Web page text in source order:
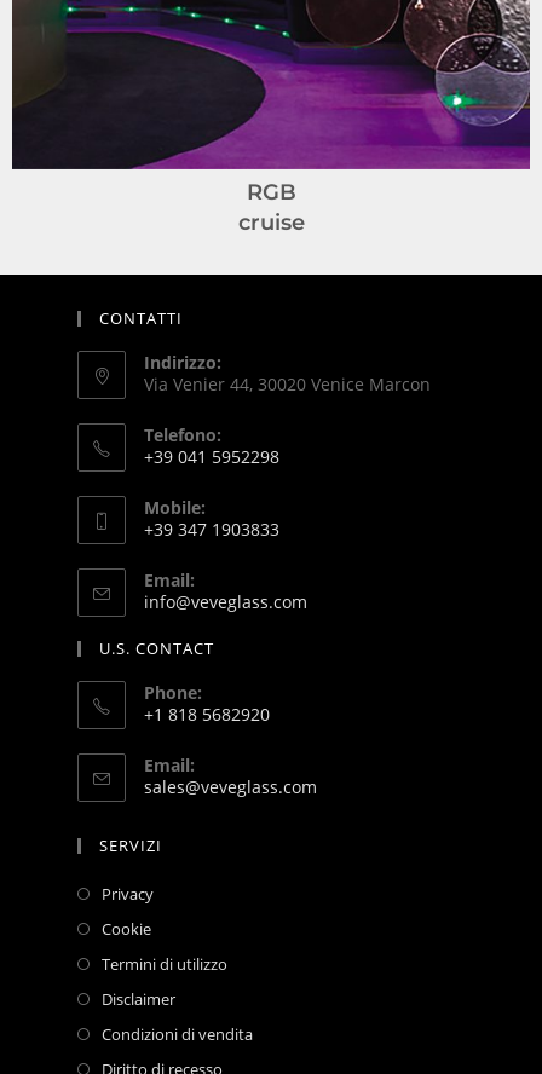
RGB
cruise
CONTATTI
Indirizzo:
Via Venier 44, 30020 Venice Marcon
Telefono:
+39 041 5952298
Mobile:
+39 347 1903833
Email:
info@veveglass.com
U.S. CONTACT
Phone:
+1 818 5682920
Email:
sales@veveglass.com
SERVIZI
Privacy
Cookie
Termini di utilizzo
Disclaimer
Condizioni di vendita
Diritto di recesso